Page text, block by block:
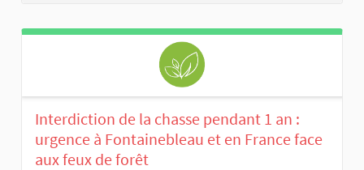
Interdiction de la chasse pendant 1 an :
urgence à Fontainebleau et en France face
aux feux de forêt